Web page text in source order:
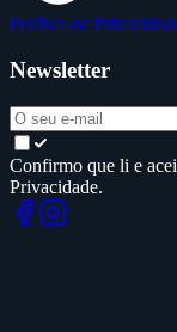
Política de
Newsletter
Confirmo que li e
Privacidade.